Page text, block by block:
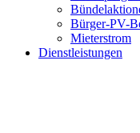
Bürger-PV-
Mieterstrom
Dienstleistungen